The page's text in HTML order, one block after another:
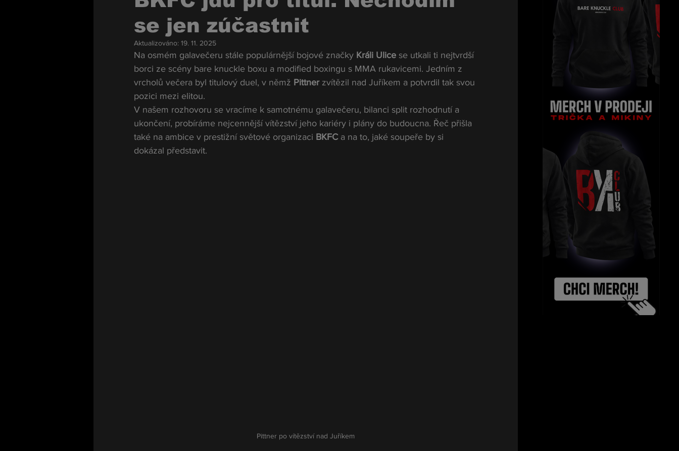
se jen zúčastnit
Aktualizováno: 19. 11. 2025
Na osmém galavečeru stále populárnější bojové značky Králi Ulice se utkali ti nejtvrdší
borci ze scény bare knuckle boxu a modified boxingu s MMA rukavicemi. Jedním z
vrcholů večera byl titulový duel, v němž Pittner zvítězil nad Juříkem a potvrdil tak svou
pozici mezi elitou.
V našem rozhovoru se vracíme k samotnému galavečeru, bilanci split rozhodnutí a
ukončení, probíráme nejcennější vítězství jeho kariéry i plány do budoucna. Řeč přišla
také na ambice v prestižní světové organizaci BKFC a na to, jaké soupeře by si
dokázal představit.
Pittner po vítězství nad Juříkem